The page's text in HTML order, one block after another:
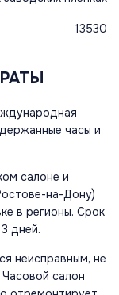
13530
часы и
салоне и
на-Дону)
в регионы. Срок
дней.
неисправным, не
салон